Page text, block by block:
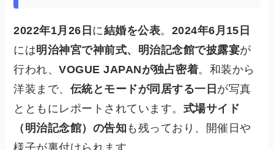
2022年1月26日 に結婚を公表。 2024年6月15日
には明治神宮で神前式、明治記念館で披露宴が
行われ、VOGUE JAPANが独占密着。和装から
洋装まで、 伝統とモードが同居する一日 が写真
とともにレポートされています。 式場サイド
（明治記念館）の告知 も残っており、開催日や
様子が裏付けられます。